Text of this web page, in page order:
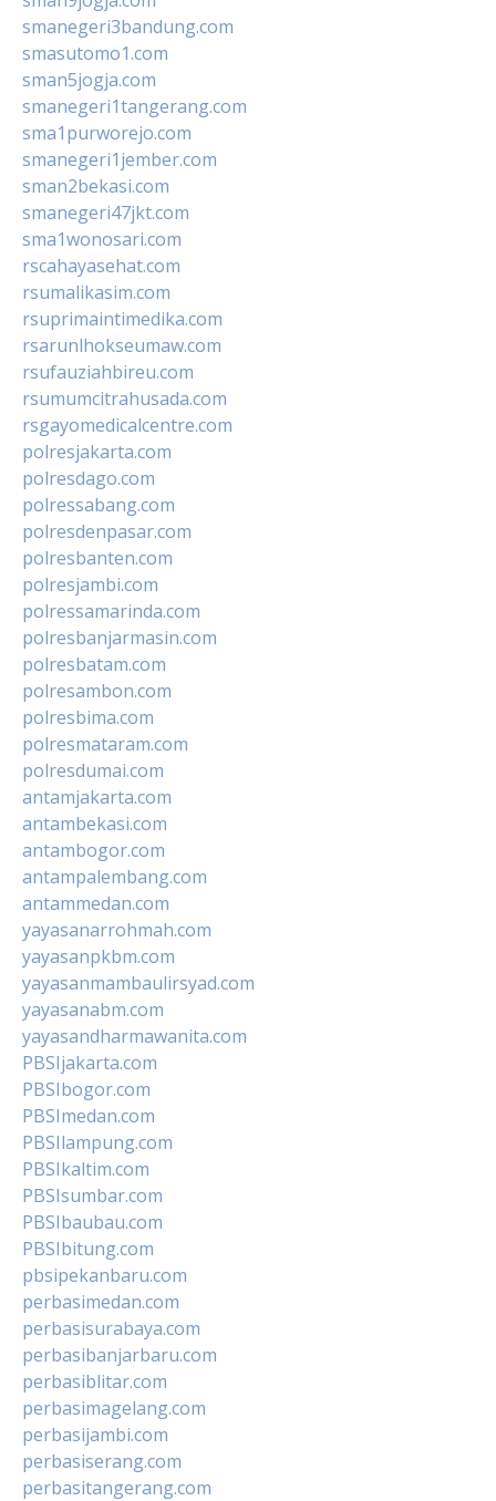
smanegeri3bandung.com
smasutomo1.com
sman5jogja.com
smanegeri1tangerang.com
sma1purworejo.com
smanegeri1jember.com
sman2bekasi.com
smanegeri47jkt.com
sma1wonosari.com
rscahayasehat.com
rsumalikasim.com
rsuprimaintimedika.com
rsarunlhokseumaw.com
rsufauziahbireu.com
rsumumcitrahusada.com
rsgayomedicalcentre.com
polresjakarta.com
polresdago.com
polressabang.com
polresdenpasar.com
polresbanten.com
polresjambi.com
polressamarinda.com
polresbanjarmasin.com
polresbatam.com
polresambon.com
polresbima.com
polresmataram.com
polresdumai.com
antamjakarta.com
antambekasi.com
antambogor.com
antampalembang.com
antammedan.com
yayasanarrohmah.com
yayasanpkbm.com
yayasanmambaulirsyad.com
yayasanabm.com
yayasandharmawanita.com
PBSIjakarta.com
PBSIbogor.com
PBSImedan.com
PBSIlampung.com
PBSIkaltim.com
PBSIsumbar.com
PBSIbaubau.com
PBSIbitung.com
pbsipekanbaru.com
perbasimedan.com
perbasisurabaya.com
perbasibanjarbaru.com
perbasiblitar.com
perbasimagelang.com
perbasijambi.com
perbasiserang.com
perbasitangerang.com